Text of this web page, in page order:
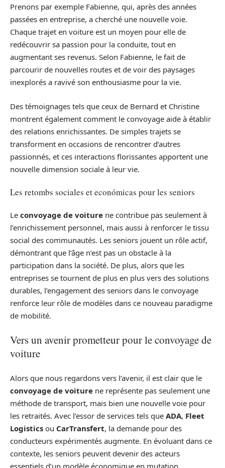
Prenons par exemple Fabienne, qui, après des années
passées en entreprise, a cherché une nouvelle voie.
Chaque trajet en voiture est un moyen pour elle de
redécouvrir sa passion pour la conduite, tout en
augmentant ses revenus. Selon Fabienne, le fait de
parcourir de nouvelles routes et de voir des paysages
inexplorés a ravivé son enthousiasme pour la vie.
Des témoignages tels que ceux de Bernard et Christine
montrent également comment le convoyage aide à établir
des relations enrichissantes. De simples trajets se
transforment en occasions de rencontrer d’autres
passionnés, et ces interactions florissantes apportent une
nouvelle dimension sociale à leur vie.
Les retombs sociales et económicas pour les seniors
Le convoyage de voiture ne contribue pas seulement à
l’enrichissement personnel, mais aussi à renforcer le tissu
social des communautés. Les seniors jouent un rôle actif,
démontrant que l’âge n’est pas un obstacle à la
participation dans la société. De plus, alors que les
entreprises se tournent de plus en plus vers des solutions
durables, l’engagement des seniors dans le convoyage
renforce leur rôle de modèles dans ce nouveau paradigme
de mobilité.
Vers un avenir prometteur pour le convoyage de
voiture
Alors que nous regardons vers l’avenir, il est clair que le
convoyage de voiture ne représente pas seulement une
méthode de transport, mais bien une nouvelle voie pour
les retraités. Avec l’essor de services tels que ADA, Fleet
Logistics ou CarTransfert, la demande pour des
conducteurs expérimentés augmente. En évoluant dans ce
contexte, les seniors peuvent devenir des acteurs
essentiels d’un modèle économique en mutation.